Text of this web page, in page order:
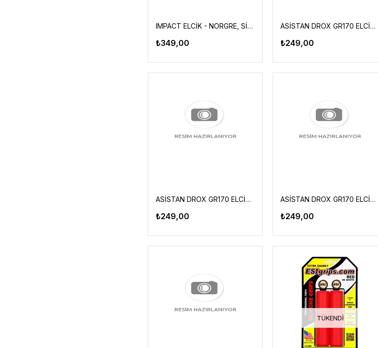
IMPACT ELCİK - NORGRE, SİYAH YÜZÜKLÜ
₺349,00
ASİSTAN DROX GR170 ELCİK SİYAH-TURUNCU
₺249,00
ASİSTAN DROX GR170 ELCİK SİYAH-MAVİ
₺249,00
ASİSTAN DROX GR170 ELCİK PEMBE-MAVİ
₺249,00
TÜKENDI